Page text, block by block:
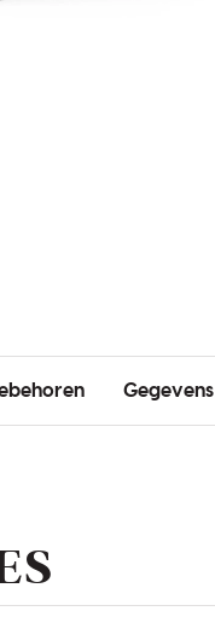
Gegevens